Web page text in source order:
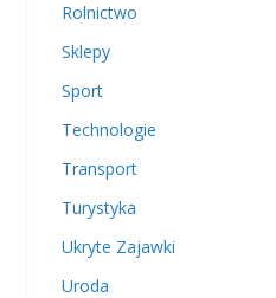
Rolnictwo
Sklepy
Sport
Technologie
Transport
Turystyka
Ukryte Zajawki
Uroda